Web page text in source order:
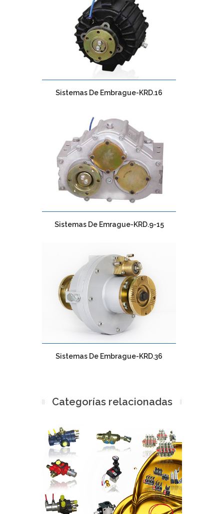
Sistemas De Embrague-KRD.16
Sistemas De Emrague-KRD.9-15
Sistemas De Embrague-KRD.36
Categorías relacionadas